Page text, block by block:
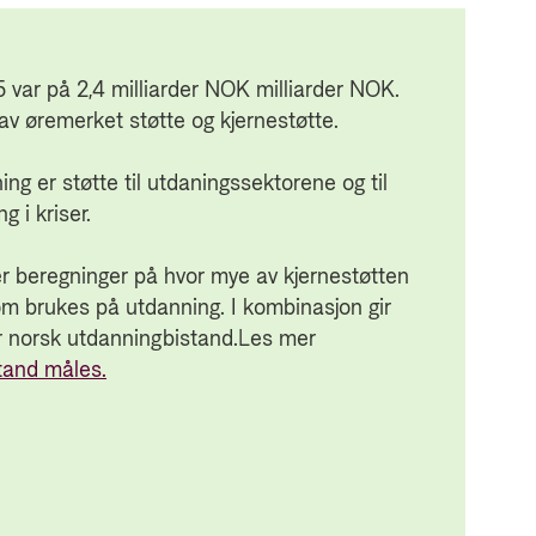
på 2,4 milliarder NOK milliarder NOK.
øremerket støtte og kjernestøtte.
er støtte til utdaningssektorene og til
i kriser.
beregninger på hvor mye av kjernestøtten
brukes på utdanning. I kombinasjon gir
utdanningbistand.Les mer
måles.
til
offisielle